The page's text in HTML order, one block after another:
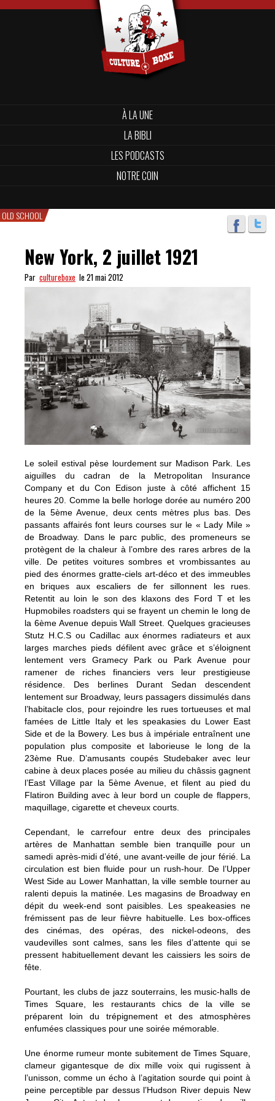
À LA UNE
LA BIBLI
LES PODCASTS
NOTRE COIN
OLD SCHOOL
New York, 2 juillet 1921
Par cultureboxe le 21 mai 2012
Le soleil estival pèse lourdement sur Madison Park. Les
aiguilles du cadran de la Metropolitan Insurance
Company et du Con Edison juste à côté affichent 15
heures 20. Comme la belle horloge dorée au numéro 200
de la 5ème Avenue, deux cents mètres plus bas. Des
passants affairés font leurs courses sur le « Lady Mile »
de Broadway. Dans le parc public, des promeneurs se
protègent de la chaleur à l’ombre des rares arbres de la
ville. De petites voitures sombres et vrombissantes au
pied des énormes gratte-ciels art-déco et des immeubles
en briques aux escaliers de fer sillonnent les rues.
Retentit au loin le son des klaxons des Ford T et les
Hupmobiles roadsters qui se frayent un chemin le long de
la 6ème Avenue depuis Wall Street. Quelques gracieuses
Stutz H.C.S ou Cadillac aux énormes radiateurs et aux
larges marches pieds défilent avec grâce et s’éloignent
lentement vers Gramecy Park ou Park Avenue pour
ramener de riches financiers vers leur prestigieuse
résidence. Des berlines Durant Sedan descendent
lentement sur Broadway, leurs passagers dissimulés dans
l’habitacle clos, pour rejoindre les rues tortueuses et mal
famées de Little Italy et les speakasies du Lower East
Side et de la Bowery. Les bus à impériale entraînent une
population plus composite et laborieuse le long de la
23ème Rue. D’amusants coupés Studebaker avec leur
cabine à deux places posée au milieu du châssis gagnent
l’East Village par la 5ème Avenue, et filent au pied du
Flatiron Building avec à leur bord un couple de flappers,
maquillage, cigarette et cheveux courts.
Cependant, le carrefour entre deux des principales
artères de Manhattan semble bien tranquille pour un
samedi après-midi d’été, une avant-veille de jour férié. La
circulation est bien fluide pour un rush-hour. De l’Upper
West Side au Lower Manhattan, la ville semble tourner au
ralenti depuis la matinée. Les magasins de Broadway en
dépit du week-end sont paisibles. Les speakeasies ne
frémissent pas de leur fièvre habituelle. Les box-offices
des cinémas, des opéras, des nickel-odeons, des
vaudevilles sont calmes, sans les files d’attente qui se
pressent habituellement devant les caissiers les soirs de
fête.
Pourtant, les clubs de jazz souterrains, les music-halls de
Times Square, les restaurants chics de la ville se
préparent loin du trépignement et des atmosphères
enfumées classiques pour une soirée mémorable.
Une énorme rumeur monte subitement de Times Square,
clameur gigantesque de dix mille voix qui rugissent à
l’unisson, comme un écho à l’agitation sourde qui point à
peine perceptible par dessus l’Hudson River depuis New